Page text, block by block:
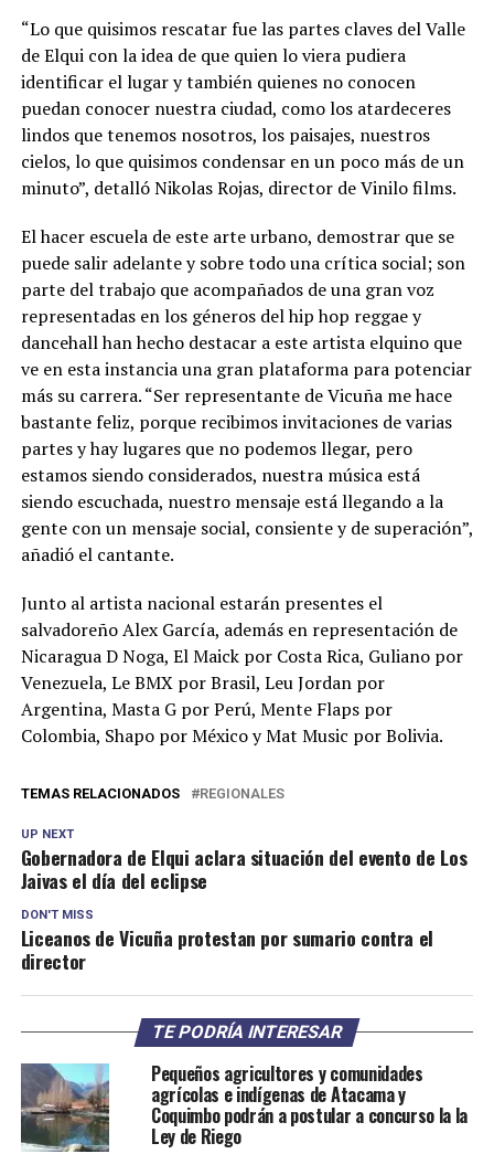
“Lo que quisimos rescatar fue las partes claves del Valle
de Elqui con la idea de que quien lo viera pudiera
identificar el lugar y también quienes no conocen
puedan conocer nuestra ciudad, como los atardeceres
lindos que tenemos nosotros, los paisajes, nuestros
cielos, lo que quisimos condensar en un poco más de un
minuto”, detalló Nikolas Rojas, director de Vinilo films.
El hacer escuela de este arte urbano, demostrar que se
puede salir adelante y sobre todo una crítica social; son
parte del trabajo que acompañados de una gran voz
representadas en los géneros del hip hop reggae y
dancehall han hecho destacar a este artista elquino que
ve en esta instancia una gran plataforma para potenciar
más su carrera. “Ser representante de Vicuña me hace
bastante feliz, porque recibimos invitaciones de varias
partes y hay lugares que no podemos llegar, pero
estamos siendo considerados, nuestra música está
siendo escuchada, nuestro mensaje está llegando a la
gente con un mensaje social, consiente y de superación”,
añadió el cantante.
Junto al artista nacional estarán presentes el
salvadoreño Alex García, además en representación de
Nicaragua D Noga, El Maick por Costa Rica, Guliano por
Venezuela, Le BMX por Brasil, Leu Jordan por
Argentina, Masta G por Perú, Mente Flaps por
Colombia, Shapo por México y Mat Music por Bolivia.
TEMAS RELACIONADOS REGIONALES
UP NEXT
Gobernadora de Elqui aclara situación del evento de Los
Jaivas el día del eclipse
DON'T MISS
Liceanos de Vicuña protestan por sumario contra el
director
TE PODRÍA INTERESAR
Pequeños agricultores y comunidades
agrícolas e indígenas de Atacama y
Coquimbo podrán a postular a concurso la la
Ley de Riego